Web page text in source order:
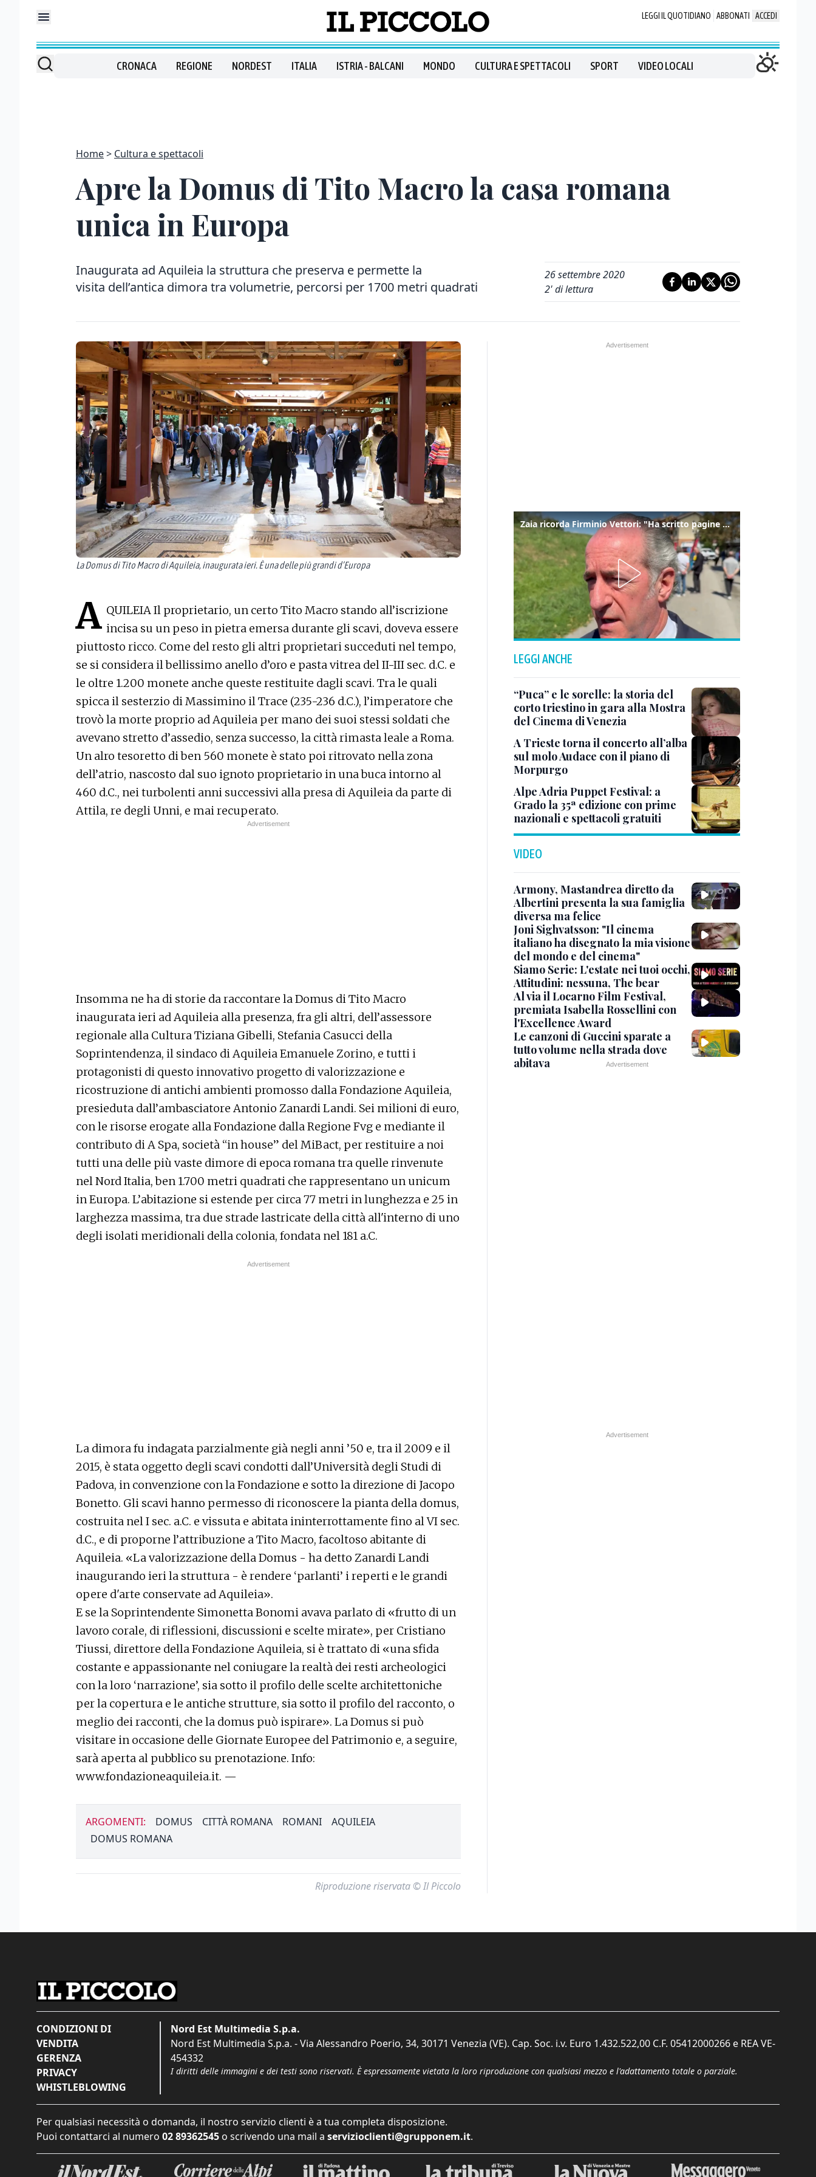
LEGGI IL QUOTIDIANO ABBONATI ACCEDI
CRONACA REGIONE NORDEST ITALIA ISTRIA - BALCANI MONDO CULTURA E SPETTACOLI SPORT VIDEO LOCALI
Home Cultura e spettacoli
Apre la Domus di Tito Macro la casa romana
unica in Europa
Inaugurata ad Aquileia la struttura che preserva e permette la
visita dell’antica dimora tra volumetrie, percorsi per 1700 metri quadrati
26 settembre 2020
2' di lettura
La Domus di Tito Macro di Aquileia, inaugurata ieri. È una delle più grandi d’Europa
A QUILEIA Il proprietario, un certo Tito Macro stando all’iscrizione
incisa su un peso in pietra emersa durante gli scavi, doveva essere
piuttosto ricco. Come del resto gli altri proprietari succeduti nel tempo,
se si considera il bellissimo anello d’oro e pasta vitrea del II-III sec. d.C. e
le oltre 1.200 monete anche queste restituite dagli scavi. Tra le quali
spicca il sesterzio di Massimino il Trace (235-236 d.C.), l’imperatore che
trovò la morte proprio ad Aquileia per mano dei suoi stessi soldati che
avevano stretto d’assedio, senza successo, la città rimasta leale a Roma.
Un alro tesoretto di ben 560 monete è stato poi ritrovato nella zona
dell’atrio, nascosto dal suo ignoto proprietario in una buca intorno al
460 d.C., nei turbolenti anni successivi alla presa di Aquileia da parte di
Attila, re degli Unni, e mai recuperato.
Insomma ne ha di storie da raccontare la Domus di Tito Macro
inaugurata ieri ad Aquileia alla presenza, fra gli altri, dell’assessore
regionale alla Cultura Tiziana Gibelli, Stefania Casucci della
Soprintendenza, il sindaco di Aquileia Emanuele Zorino, e tutti i
protagonisti di questo innovativo progetto di valorizzazione e
ricostruzione di antichi ambienti promosso dalla Fondazione Aquileia,
presieduta dall’ambasciatore Antonio Zanardi Landi. Sei milioni di euro,
con le risorse erogate alla Fondazione dalla Regione Fvg e mediante il
contributo di A Spa, società “in house” del MiBact, per restituire a noi
tutti una delle più vaste dimore di epoca romana tra quelle rinvenute
nel Nord Italia, ben 1.700 metri quadrati che rappresentano un unicum
in Europa. L’abitazione si estende per circa 77 metri in lunghezza e 25 in
larghezza massima, tra due strade lastricate della città all'interno di uno
degli isolati meridionali della colonia, fondata nel 181 a.C.
La dimora fu indagata parzialmente già negli anni ’50 e, tra il 2009 e il
2015, è stata oggetto degli scavi condotti dall’Università degli Studi di
Padova, in convenzione con la Fondazione e sotto la direzione di Jacopo
Bonetto. Gli scavi hanno permesso di riconoscere la pianta della domus,
costruita nel I sec. a.C. e vissuta e abitata ininterrottamente fino al VI sec.
d.C., e di proporne l’attribuzione a Tito Macro, facoltoso abitante di
Aquileia. «La valorizzazione della Domus - ha detto Zanardi Landi
inaugurando ieri la struttura - è rendere ‘parlanti’ i reperti e le grandi
opere d'arte conservate ad Aquileia».
E se la Soprintendente Simonetta Bonomi avava parlato di «frutto di un
lavoro corale, di riflessioni, discussioni e scelte mirate», per Cristiano
Tiussi, direttore della Fondazione Aquileia, si è trattato di «una sfida
costante e appassionante nel coniugare la realtà dei resti archeologici
con la loro ‘narrazione’, sia sotto il profilo delle scelte architettoniche
per la copertura e le antiche strutture, sia sotto il profilo del racconto, o
meglio dei racconti, che la domus può ispirare». La Domus si può
visitare in occasione delle Giornate Europee del Patrimonio e, a seguire,
sarà aperta al pubblico su prenotazione. Info:
www.fondazioneaquileia.it. —
ARGOMENTI: DOMUS CITTÀ ROMANA ROMANI
AQUILEIA
DOMUS ROMANA
Riproduzione riservata © Il Piccolo
Zaia ricorda Firminio Vettori: "Ha scritto pagine di storia del nostro territorio"
LEGGI ANCHE
“Puca” e le sorelle: la storia del
corto triestino in gara alla Mostra
del Cinema di Venezia
A Trieste torna il concerto all’alba
sul molo Audace con il piano di
Morpurgo
Alpe Adria Puppet Festival: a
Grado la 35ª edizione con prime
nazionali e spettacoli gratuiti
VIDEO
Armony, Mastandrea diretto da
Albertini presenta la sua famiglia
diversa ma felice
Joni Sighvatsson: "Il cinema
italiano ha disegnato la mia visione
del mondo e del cinema"
Siamo Serie: L'estate nei tuoi occhi,
Attitudini: nessuna, The bear
Al via il Locarno Film Festival,
premiata Isabella Rossellini con
l'Excellence Award
Le canzoni di Guccini sparate a
tutto volume nella strada dove
abitava
CONDIZIONI DI
VENDITA
GERENZA
PRIVACY
WHISTLEBLOWING
Nord Est Multimedia S.p.a.
Nord Est Multimedia S.p.a. - Via Alessandro Poerio, 34, 30171 Venezia (VE). Cap. Soc. i.v. Euro 1.432.522,00 C.F. 05412000266 e REA VE-
454332
I diritti delle immagini e dei testi sono riservati. È espressamente vietata la loro riproduzione con qualsiasi mezzo e l'adattamento totale o parziale.
Per qualsiasi necessità o domanda, il nostro servizio clienti è a tua completa disposizione.
Puoi contattarci al numero 02 89362545 o scrivendo una mail a servizioclienti@grupponem.it.